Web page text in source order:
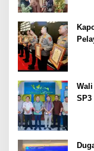
SP3